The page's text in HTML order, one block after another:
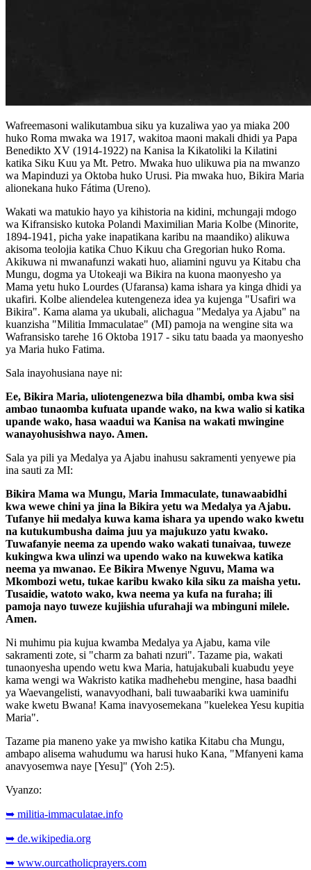
Wafreemasoni walikutambua siku ya kuzaliwa yao ya miaka 200
huko Roma mwaka wa 1917, wakitoa maoni makali dhidi ya Papa
Benedikto XV (1914-1922) na Kanisa la Kikatoliki la Kilatini
katika Siku Kuu ya Mt. Petro. Mwaka huo ulikuwa pia na mwanzo
wa Mapinduzi ya Oktoba huko Urusi. Pia mwaka huo, Bikira Maria
alionekana huko Fátima (Ureno).
Wakati wa matukio hayo ya kihistoria na kidini, mchungaji mdogo
wa Kifransisko kutoka Polandi Maximilian Maria Kolbe (Minorite,
1894-1941, picha yake inapatikana karibu na maandiko) alikuwa
akisoma teolojia katika Chuo Kikuu cha Gregorian huko Roma.
Akikuwa ni mwanafunzi wakati huo, aliamini nguvu ya Kitabu cha
Mungu, dogma ya Utokeaji wa Bikira na kuona maonyesho ya
Mama yetu huko Lourdes (Ufaransa) kama ishara ya kinga dhidi ya
ukafiri. Kolbe aliendelea kutengeneza idea ya kujenga "Usafiri wa
Bikira". Kama alama ya ukubali, alichagua "Medalya ya Ajabu" na
kuanzisha "Militia Immaculatae" (MI) pamoja na wengine sita wa
Wafransisko tarehe 16 Oktoba 1917 - siku tatu baada ya maonyesho
ya Maria huko Fatima.
Sala inayohusiana naye ni:
Ee, Bikira Maria, uliotengenezwa bila dhambi, omba kwa sisi
ambao tunaomba kufuata upande wako, na kwa walio si katika
upande wako, hasa waadui wa Kanisa na wakati mwingine
wanayohusishwa nayo. Amen.
Sala ya pili ya Medalya ya Ajabu inahusu sakramenti yenyewe pia
ina sauti za MI:
Bikira Mama wa Mungu, Maria Immaculate, tunawaabidhi
kwa wewe chini ya jina la Bikira yetu wa Medalya ya Ajabu.
Tufanye hii medalya kuwa kama ishara ya upendo wako kwetu
na kutukumbusha daima juu ya majukuzo yatu kwako.
Tuwafanyie neema za upendo wako wakati tunaivaa, tuweze
kukingwa kwa ulinzi wa upendo wako na kuwekwa katika
neema ya mwanao. Ee Bikira Mwenye Nguvu, Mama wa
Mkombozi wetu, tukae karibu kwako kila siku za maisha yetu.
Tusaidie, watoto wako, kwa neema ya kufa na furaha; ili
pamoja nayo tuweze kujiishia ufurahaji wa mbinguni milele.
Amen.
Ni muhimu pia kujua kwamba Medalya ya Ajabu, kama vile
sakramenti zote, si "charm za bahati nzuri". Tazame pia, wakati
tunaonyesha upendo wetu kwa Maria, hatujakubali kuabudu yeye
kama wengi wa Wakristo katika madhehebu mengine, hasa baadhi
ya Waevangelisti, wanavyodhani, bali tuwaabariki kwa uaminifu
wake kwetu Bwana! Kama inavyosemekana "kuelekea Yesu kupitia
Maria".
Tazame pia maneno yake ya mwisho katika Kitabu cha Mungu,
ambapo alisema wahudumu wa harusi huko Kana, "Mfanyeni kama
anavyosemwa naye [Yesu]" (Yoh 2:5).
Vyanzo:
➥ militia-immaculatae.info
➥ de.wikipedia.org
➥ www.ourcatholicprayers.com